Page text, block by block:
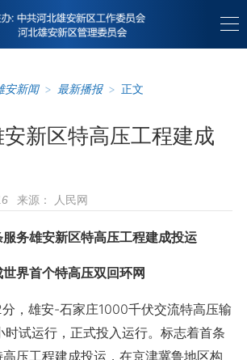
安新闻 > 最新播报 > 正文
新区特高压工程建成
来源： 人民网
雄安新区特高压工程建成投运
界首个特高压双回环网
雄安-石家庄1000千伏交流特高压输
试运行，正式投入运行。标志着首条
压工程建成投运，在京津冀鲁地区构